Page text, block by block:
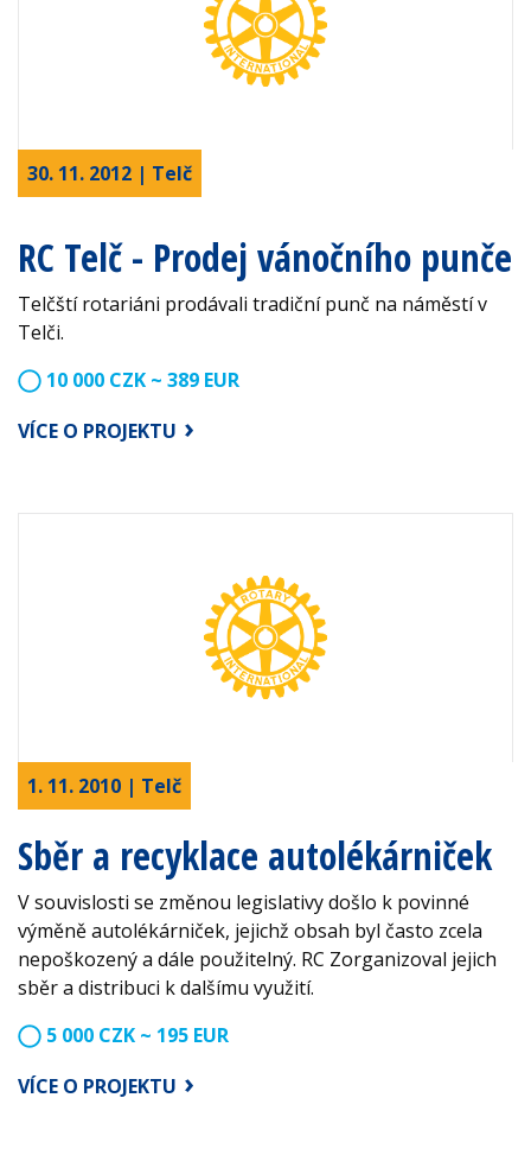
30. 11. 2012 | Telč
RC Telč - Prodej vánočního punče
Telčští rotariáni prodávali tradiční punč na náměstí v
Telči.
10 000 CZK ~ 389 EUR
VÍCE O PROJEKTU
1. 11. 2010 | Telč
Sběr a recyklace autolékárniček
V souvislosti se změnou legislativy došlo k povinné
výměně autolékárniček, jejichž obsah byl často zcela
nepoškozený a dále použitelný. RC Zorganizoval jejich
sběr a distribuci k dalšímu využití.
5 000 CZK ~ 195 EUR
VÍCE O PROJEKTU